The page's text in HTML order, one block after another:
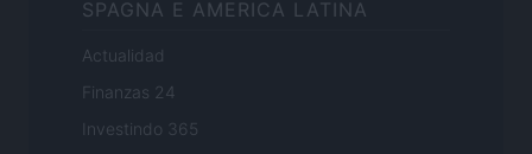
SPAGNA E AMERICA LATINA
Actualidad
Finanzas 24
Investindo 365